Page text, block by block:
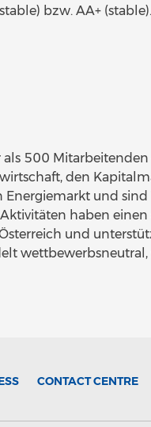
bzw. AA+ (stable).
500
den
und sind
haben
und
wettbewerbsneutral,
CONTACT CENTRE